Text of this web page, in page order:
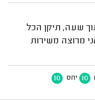
שעה, תיקן הכל
מרוצה משירות
10 יחס 10